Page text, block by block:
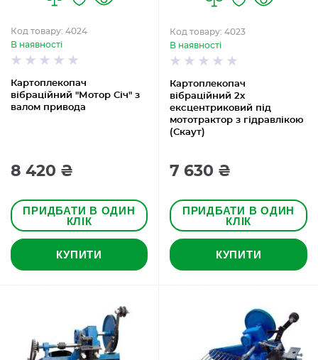
Картоплекопач
вібраційний "Мотор Січ" з
валом привода
Код товару: 4024
В наявності
8 420 ₴
ПРИДБАТИ В ОДИН
КЛІК
КУПИТИ
Картоплекопач
вібраційний 2х
ексцентриковий під
мототрактор з гідравлікою
(Скаут)
Код товару: 4023
В наявності
7 630 ₴
ПРИДБАТИ В ОДИН
КЛІК
КУПИТИ